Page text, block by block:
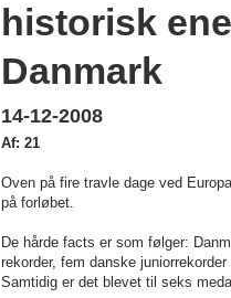
historisk
Danmark
14-12-2008
Af: 21
Oven på fire travle dage ved
på forløbet.
De hårde facts er som følger:
rekorder, fem danske
Samtidig er det blevet til seks